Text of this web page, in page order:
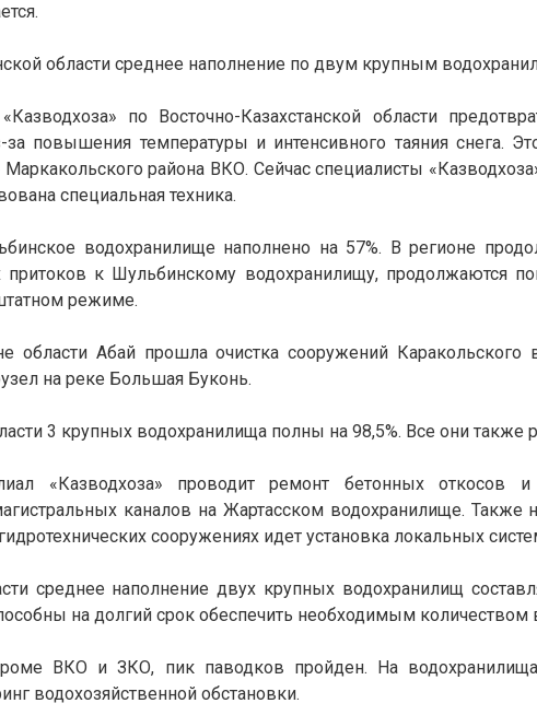
области среднее наполнение по двум крупным
по Восточно-Казахстанской области
за повышения температуры и интенсивного таяния снега.
района ВКО. Сейчас специалисты
специальная техника.
водохранилище наполнено на 57%. В регионе
к Шульбинскому водохранилищу, продолжаются
режиме.
области Абай прошла очистка сооружений Каракольского
на реке Большая Буконь.
3 крупных водохранилища полны на 98,5%. Все они
«Казводхоза» проводит ремонт бетонных откосов
каналов на Жартасском водохранилище. Также
сооружениях идет установка локальных
среднее наполнение двух крупных водохранилищ
на долгий срок обеспечить необходимым количеством
ВКО и ЗКО, пик паводков пройден. На
водохозяйственной обстановки.